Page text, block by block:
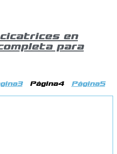
en
para
3 Página4 Página5